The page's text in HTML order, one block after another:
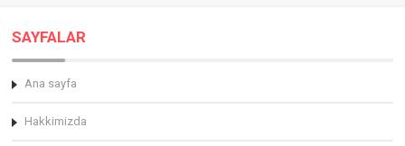
SAYFALAR
Ana sayfa
Hakkimizda